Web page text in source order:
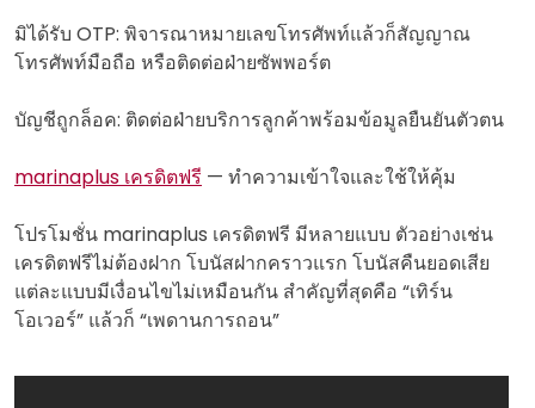
มิได้รับ OTP: พิจารณาหมายเลขโทรศัพท์แล้วก็สัญญาณ
โทรศัพท์มือถือ หรือติดต่อฝ่ายซัพพอร์ต
บัญชีถูกล็อค: ติดต่อฝ่ายบริการลูกค้าพร้อมข้อมูลยืนยันตัวตน
marinaplus เครดิตฟรี — ทำความเข้าใจและใช้ให้คุ้ม
โปรโมชั่น marinaplus เครดิตฟรี มีหลายแบบ ตัวอย่างเช่น
เครดิตฟรีไม่ต้องฝาก โบนัสฝากคราวแรก โบนัสคืนยอดเสีย
แต่ละแบบมีเงื่อนไขไม่เหมือนกัน สำคัญที่สุดคือ “เทิร์น
โอเวอร์” แล้วก็ “เพดานการถอน”